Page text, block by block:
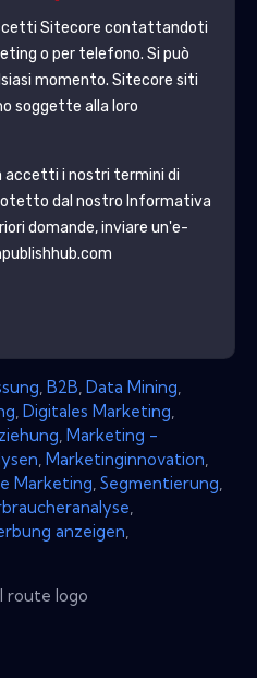
Sitecore contattandoti
o per telefono. Si può
momento. Sitecore siti
soggette alla loro
accetti i nostri termini di
dal nostro Informativa
domande, inviare un'e-
B2B Data Mining
Digitales Marketing
Marketing -
Marketinginnovation
Marketing Segmentierung
anzeigen